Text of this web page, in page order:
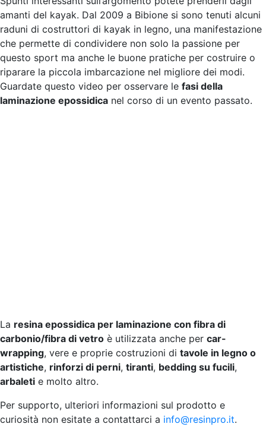
amanti del kayak. Dal 2009 a Bibione si sono tenuti alcuni
raduni di costruttori di kayak in legno, una manifestazione
che permette di condividere non solo la passione per
questo sport ma anche le buone pratiche per costruire o
riparare la piccola imbarcazione nel migliore dei modi.
Guardate questo video per osservare le fasi della
laminazione epossidica nel corso di un evento passato.
La resina epossidica per laminazione con fibra di
carbonio/fibra di vetro è utilizzata anche per car-
wrapping, vere e proprie costruzioni di tavole in legno o
artistiche, rinforzi di perni, tiranti, bedding su fucili,
arbaleti e molto altro.
Per supporto, ulteriori informazioni sul prodotto e
curiosità non esitate a contattarci a info@resinpro.it.